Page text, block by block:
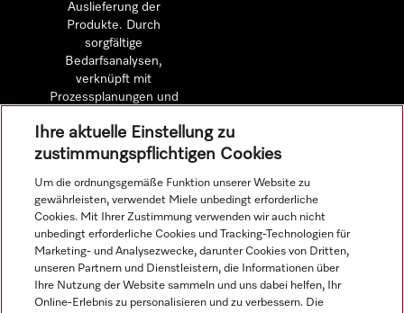
Auslieferung der
Produkte. Durch
sorgfältige
Bedarfsanalysen,
verknüpft mit
Prozessplanungen und
Wirtschaftlichkeitsberechnungen.
Mehr erfahren
Navigation
Ihre aktuelle Einstellung zu
zustimmungspflichtigen Cookies
Um die ordnungsgemäße Funktion unserer Website zu
gewährleisten, verwendet Miele unbedingt erforderliche
Cookies. Mit Ihrer Zustimmung verwenden wir auch nicht
unbedingt erforderliche Cookies und Tracking-Technologien für
Marketing- und Analysezwecke, darunter Cookies von Dritten,
unseren Partnern und Dienstleistern, die Informationen über
Ihre Nutzung der Website sammeln und uns dabei helfen, Ihr
Online-Erlebnis zu personalisieren und zu verbessern. Die